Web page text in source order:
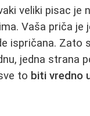
veliki pisac je
Vaša priča je
ispričana. Zato
jedna strana
to biti vredno